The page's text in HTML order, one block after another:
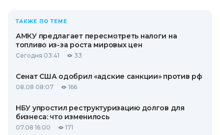
ТАКЖЕ ПО ТЕМЕ
АМКУ предлагает пересмотреть налоги на
топливо из-за роста мировых цен
Сегодня 03:41 33
Сенат США одобрил «адские санкции» против рф
08.08 08:07 166
НБУ упростил реструктуризацию долгов для
бизнеса: что изменилось
07.08 16:00 171